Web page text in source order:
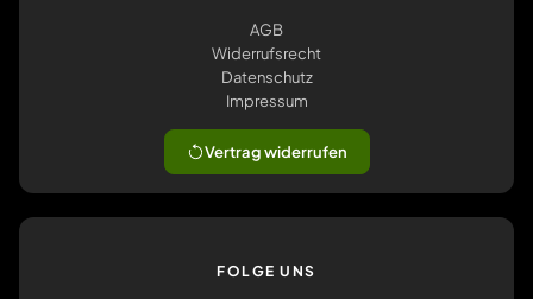
AGB
Widerrufsrecht
Datenschutz
Impressum
Vertrag widerrufen
FOLGE UNS